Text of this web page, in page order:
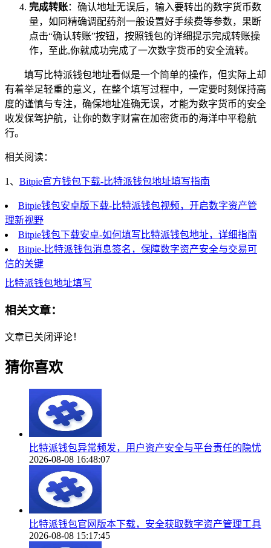
完成转账：确认地址无误后，输入要转出的数字货币数
量，如同精确调配药剂一般设置好手续费等参数，果断
点击“确认转账”按钮，按照钱包的详细提示完成转账操
作，至此,你就成功完成了一次数字货币的安全流转。
填写比特派钱包地址看似是一个简单的操作，但实际上却
有着举足轻重的意义，在整个填写过程中，一定要时刻保持高
度的谨慎与专注，确保地址准确无误，才能为数字货币的安全
收发保驾护航，让你的数字财富在加密货币的海洋中平稳航
行。
相关阅读：
1、 Bitpie官方钱包下载-比特派钱包地址填写指南
Bitpie钱包安卓版下载-比特派钱包视频，开启数字资产管
理新视野
Bitpie钱包下载安卓-如何填写比特派钱包地址，详细指南
Bitpie-比特派钱包消息签名，保障数字资产安全与交易可
信的关键
比特派钱包地址填写
相关文章：
文章已关闭评论！
猜你喜欢
比特派钱包异常频发，用户资产安全与平台责任的隐忧
2026-08-08 16:48:07
比特派钱包官网版本下载，安全获取数字资产管理工具
2026-08-08 15:17:45